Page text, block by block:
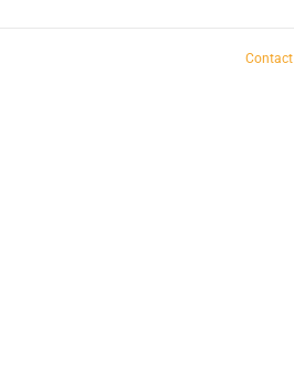
Contact